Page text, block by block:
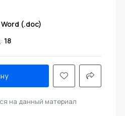
(.doc)
18
на данный материал